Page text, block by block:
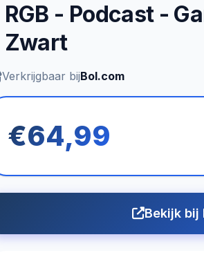
- Podcast -
Zwart
Verkrijgbaar bijBol.com
€64,99
Bekijk bij